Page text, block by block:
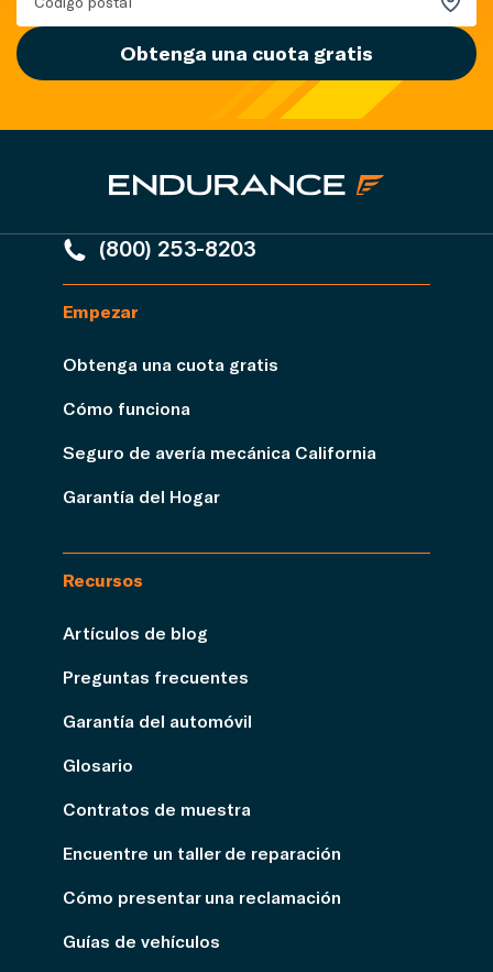
Obtenga una cuota gratis
(800) 253-8203
Empezar
Obtenga una cuota gratis
Cómo funciona
Seguro de avería mecánica California
Garantía del Hogar
Recursos
Artículos de blog
Preguntas frecuentes
Garantía del automóvil
Glosario
Contratos de muestra
Encuentre un taller de reparación
Cómo presentar una reclamación
Guías de vehículos